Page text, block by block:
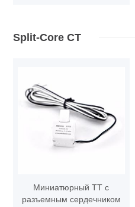
Split-Core CT
Миниатюрный ТТ с
разъемным сердечником